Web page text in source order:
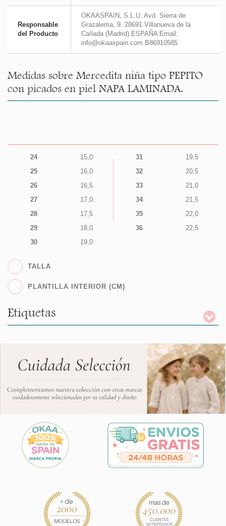
Responsable
del Producto
OKAASPAIN, S.L.U. Avd. Sierra de
Grazalema, 9. 28691 Villanueva de la
Cañada (Madrid) ESPAÑA Email:
info@okaaspain.com B86910585
Medidas sobre Mercedita niña tipo PEPITO
con picados en piel NAPA LAMINADA.
24
15,0
25
16,0
26
16,5
27
17,0
28
17,5
29
18,0
30
19,0
31
19,5
32
20,5
33
21,0
34
21,5
35
22,0
36
22,5
TALLA
PLANTILLA INTERIOR (CM)
Etiquetas